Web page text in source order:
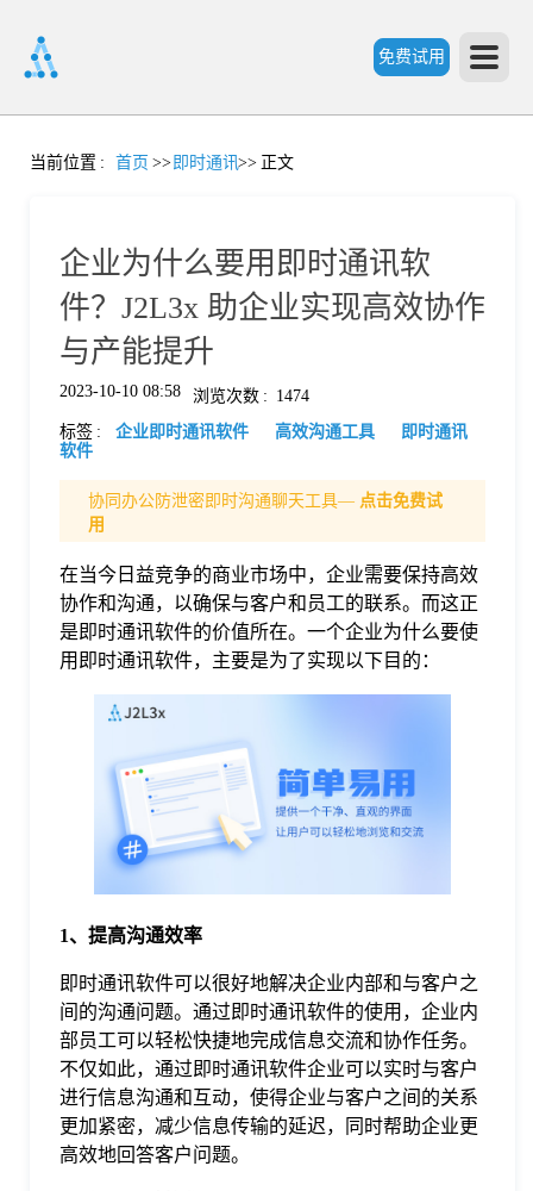
免费试用
首
价
格
题
当前位置 : 首页 >> 即时通讯>> 正文
企业为什么要用即时通讯软
件？J2L3x 助企业实现高效协作
与产能提升
2023-10-10 08:58 浏览次数 : 1474
标签 : 企业即时通讯软件 高效沟通工具
即时通讯
软件
协同办公防泄密即时沟通聊天工具— 点击免费试
用
在当今日益竞争的商业市场中，企业需要保持高效
协作和沟通，以确保与客户和员工的联系。而这正
是即时通讯软件的价值所在。一个企业为什么要使
用即时通讯软件，主要是为了实现以下目的：
1、提高沟通效率
即时通讯软件可以很好地解决企业内部和与客户之
间的沟通问题。通过即时通讯软件的使用，企业内
部员工可以轻松快捷地完成信息交流和协作任务。
不仅如此，通过即时通讯软件企业可以实时与客户
进行信息沟通和互动，使得企业与客户之间的关系
更加紧密，减少信息传输的延迟，同时帮助企业更
高效地回答客户问题。